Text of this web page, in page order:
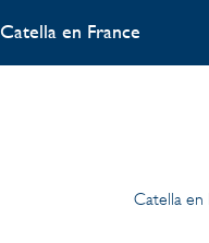
Catella en France
Catella en